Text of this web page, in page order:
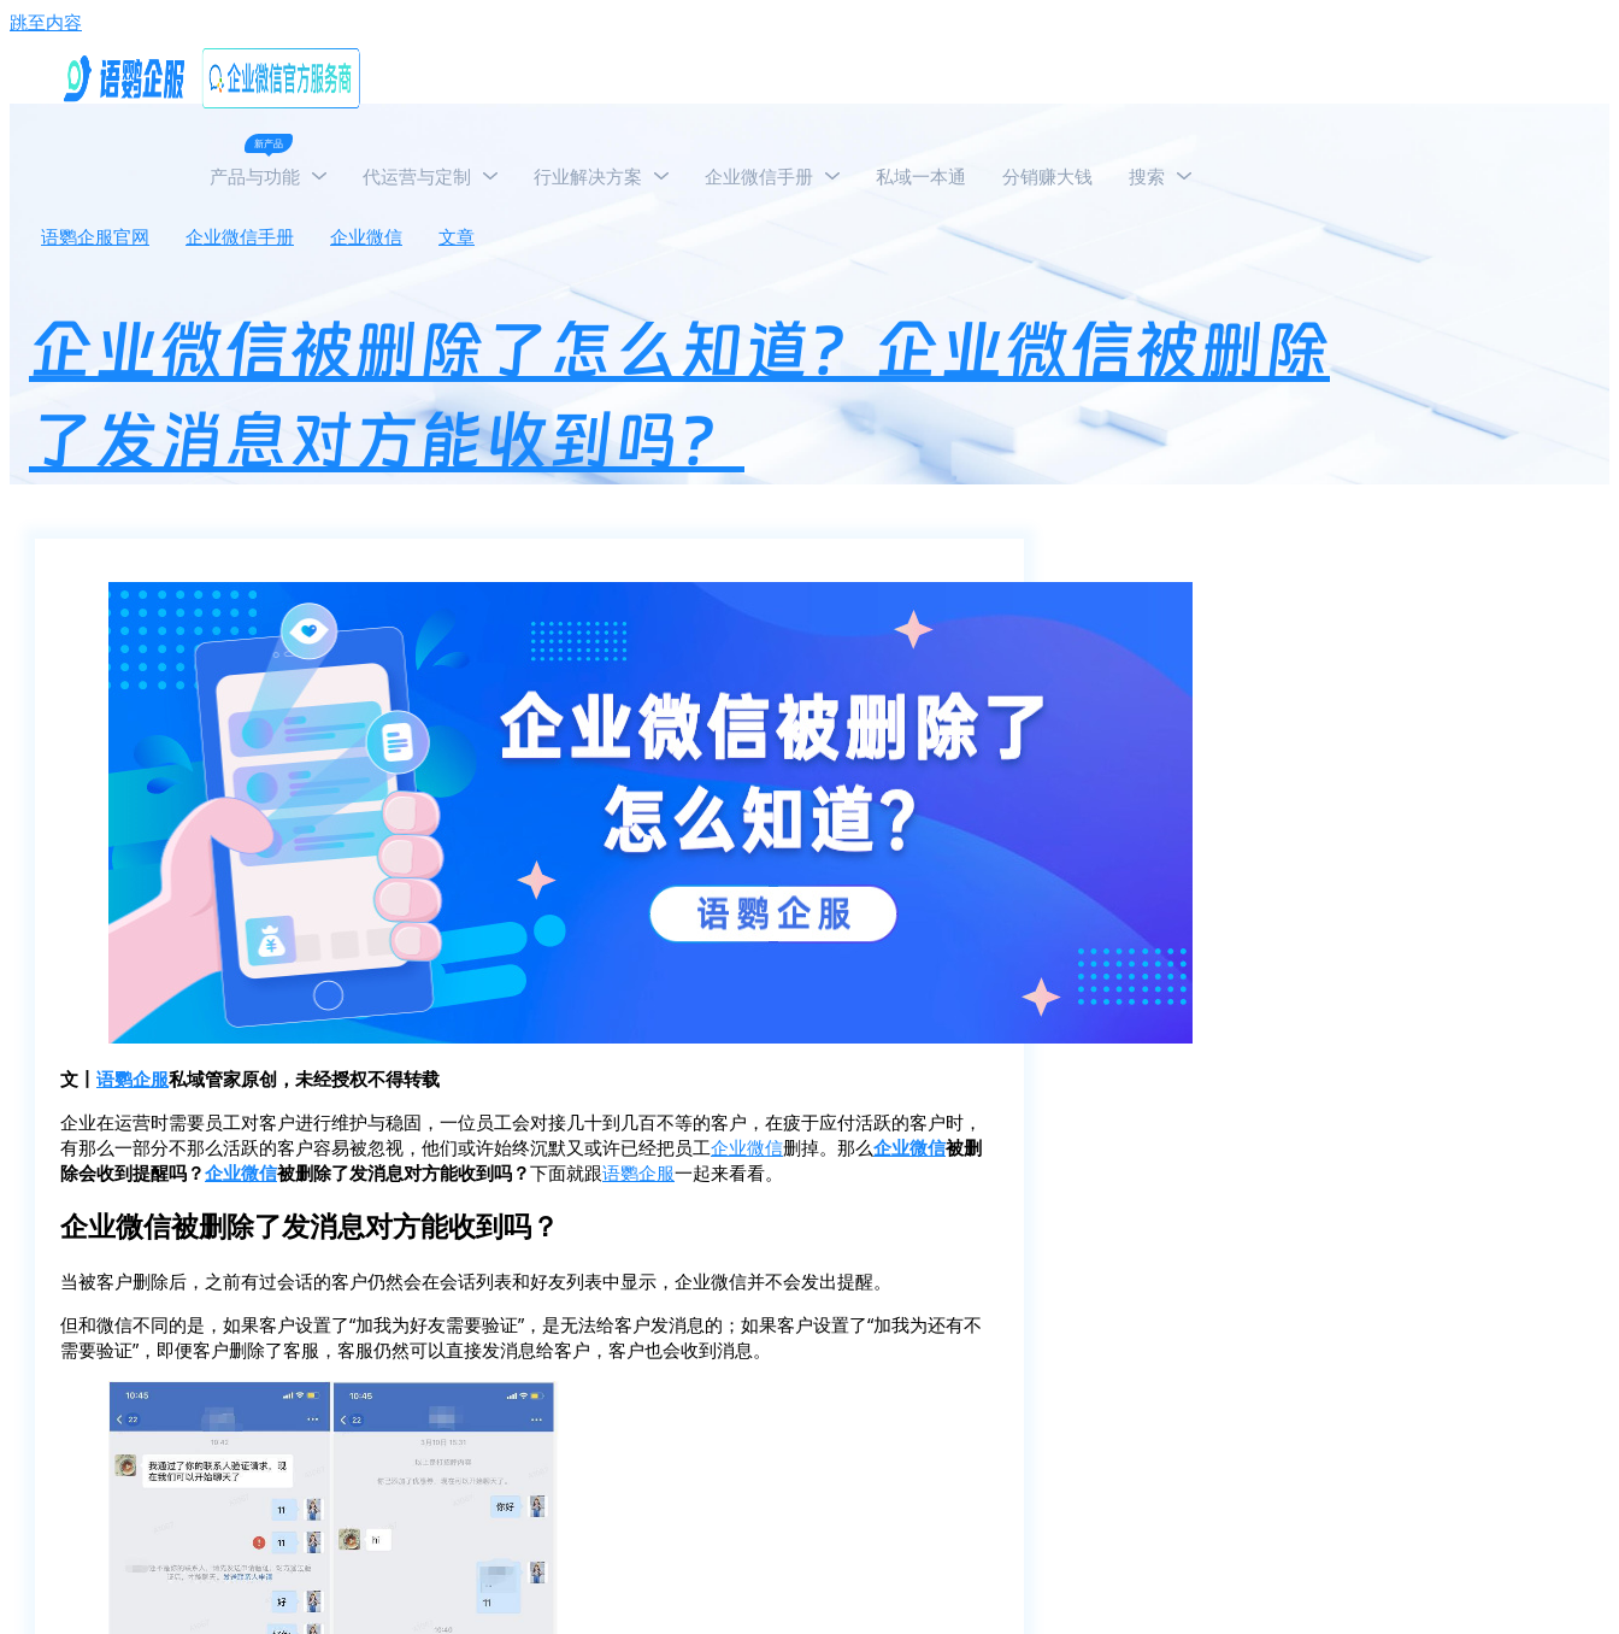
跳至内容
新产品
产品与功能 代运营与定制 行业解决方案 企业微信手册 私域一本通 分销赚大钱 搜索
语鹦企服官网 企业微信手册 企业微信 文章 企业微信被删除了怎么知道？企业微信被删除了发消息对方能收到吗？
企业微信被删除了怎么知道？企业微信被删除
了发消息对方能收到吗？
文丨 语鹦企服私域管家原创，未经授权不得转载
企业在运营时需要员工对客户进行维护与稳固，一位员工会对接几十到几百不等的客户，在疲于应付活跃的客户时，
有那么一部分不那么活跃的客户容易被忽视，他们或许始终沉默又或许已经把员工企业微信删掉。那么企业微信被删
除会收到提醒吗？企业微信被删除了发消息对方能收到吗？下面就跟语鹦企服一起来看看。
企业微信被删除了发消息对方能收到吗？
当被客户删除后，之前有过会话的客户仍然会在会话列表和好友列表中显示，企业微信并不会发出提醒。
但和微信不同的是，如果客户设置了“加我为好友需要验证”，是无法给客户发消息的；如果客户设置了“加我为还有不
需要验证”，即便客户删除了客服，客服仍然可以直接发消息给客户，客户也会收到消息。